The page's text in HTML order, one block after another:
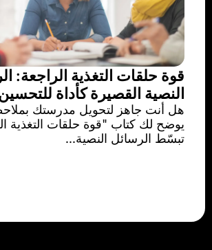
قوة حلقات التغذية الراجعة:
النصية القصيرة كأداة
هل أنت جاهز لتحويل مدرستك
يوضح لك كتاب "قوة حلقات التغذية
تبسّط الرسائل النصية...